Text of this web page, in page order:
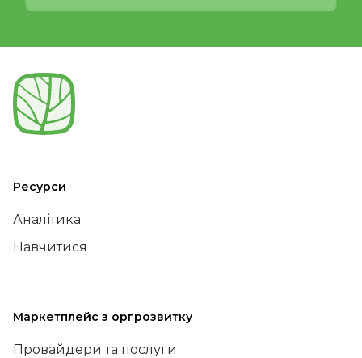
Ресурси
Аналітика
Навчитися
Маркетплейс з оргрозвитку
Провайдери та послуги